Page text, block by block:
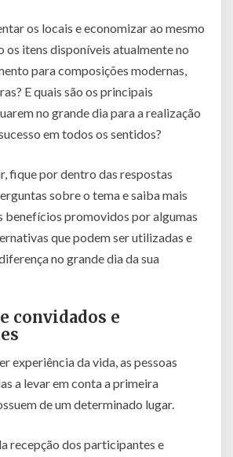
os locais e economizar ao mesmo
os itens disponíveis atualmente no
para composições modernas,
E quais são os principais
no grande dia para a realização
em todos os sentidos?
fique por dentro das respostas
sobre o tema e saiba mais
benefícios promovidos por algumas
que podem ser utilizadas e
no grande dia da sua
convidados e
experiência da vida, as pessoas
a levar em conta a primeira
de um determinado lugar.
recepção dos participantes e